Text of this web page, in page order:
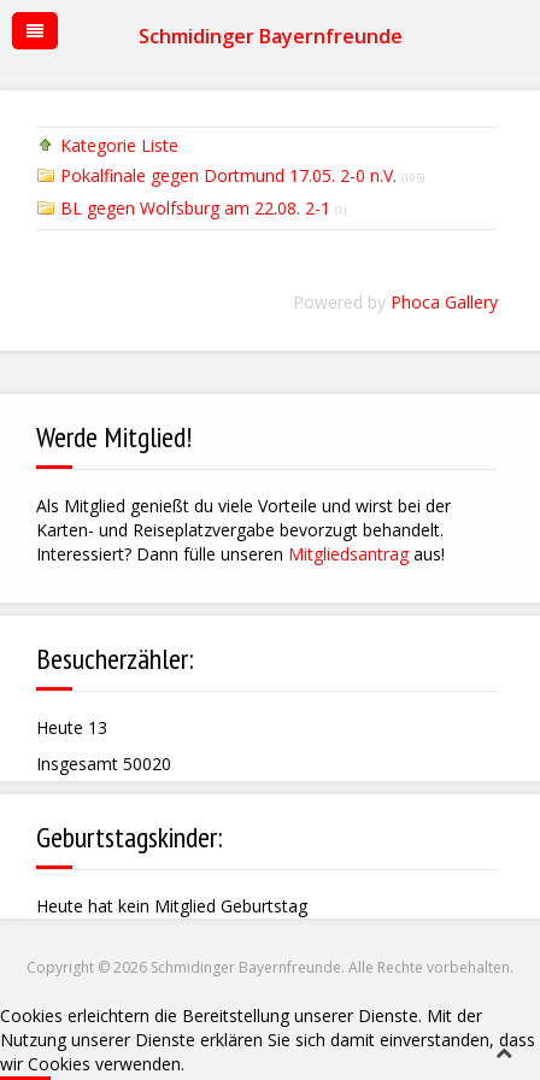
Schmidinger Bayernfreunde
Kategorie Liste
Pokalfinale gegen Dortmund 17.05. 2-0 n.V. (195)
BL gegen Wolfsburg am 22.08. 2-1 (1)
Powered by Phoca Gallery
Werde Mitglied!
Als Mitglied genießt du viele Vorteile und wirst bei der
Karten- und Reiseplatzvergabe bevorzugt behandelt.
Interessiert? Dann fülle unseren Mitgliedsantrag aus!
Besucherzähler:
Heute 13
Insgesamt 50020
Geburtstagskinder:
Heute hat kein Mitglied Geburtstag
Copyright © 2026 Schmidinger Bayernfreunde. Alle Rechte vorbehalten.
Cookies erleichtern die Bereitstellung unserer Dienste. Mit der
Nutzung unserer Dienste erklären Sie sich damit einverstanden, dass
wir Cookies verwenden.